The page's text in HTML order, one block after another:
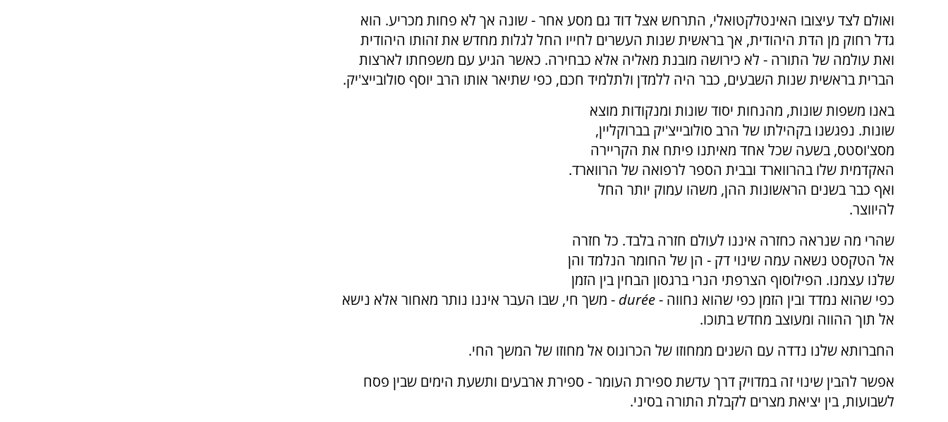
ואולם לצד עיצובו האינטלקטואלי, התרחש אצל דוד גם מסע אחר - שונה אך לא פחות מכריע. הוא
גדל רחוק מן הדת היהודית, אך בראשית שנות העשרים לחייו החל לגלות מחדש את זהותו היהודית
ואת עולמה של התורה - לא כירושה מובנת מאליה אלא כבחירה. כאשר הגיע עם משפחתו לארצות
הברית בראשית שנות השבעים, כבר היה ללמדן ולתלמיד חכם, כפי שתיאר אותו הרב יוסף סולובייצ'יק.
באנו משפות שונות, מהנחות יסוד שונות ומנקודות מוצא
שונות. נפגשנו בקהילתו של הרב סולובייצ'יק בברוקליין,
מסצ'וסטס, בשעה שכל אחד מאיתנו פיתח את הקריירה
האקדמית שלו בהרווארד ובבית הספר לרפואה של הרווארד.
ואף כבר בשנים הראשונות ההן, משהו עמוק יותר החל
להיווצר.
שהרי מה שנראה כחזרה איננו לעולם חזרה בלבד. כל חזרה
אל הטקסט נשאה עמה שינוי דק - הן של החומר הנלמד והן
שלנו עצמנו. הפילוסוף הצרפתי הנרי ברגסון הבחין בין הזמן
כפי שהוא נמדד ובין הזמן כפי שהוא נחווה -durée - משך חי, שבו העבר איננו נותר מאחור אלא נישא
אל תוך ההווה ומעוצב מחדש בתוכו.
החברותא שלנו נדדה עם השנים ממחוזו של הכרונוס אל מחוזו של המשך החי.
אפשר להבין שינוי זה במדויק דרך עדשת ספירת העומר - ספירת ארבעים ותשעת הימים שבין פסח
לשבועות, בין יציאת מצרים לקבלת התורה בסיני.